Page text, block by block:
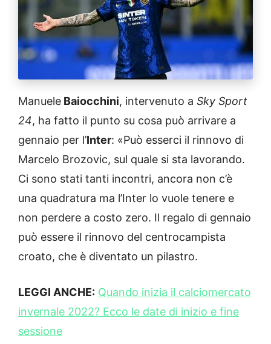
Manuele Baiocchini, intervenuto a Sky Sport
24, ha fatto il punto su cosa può arrivare a
gennaio per l’Inter: «Può esserci il rinnovo di
Marcelo Brozovic, sul quale si sta lavorando.
Ci sono stati tanti incontri, ancora non c’è
una quadratura ma l’Inter lo vuole tenere e
non perdere a costo zero. Il regalo di gennaio
può essere il rinnovo del centrocampista
croato, che è diventato un pilastro.
LEGGI ANCHE: Quando inizia il calciomercato
invernale 2022? Ecco le date di inizio e fine
sessione